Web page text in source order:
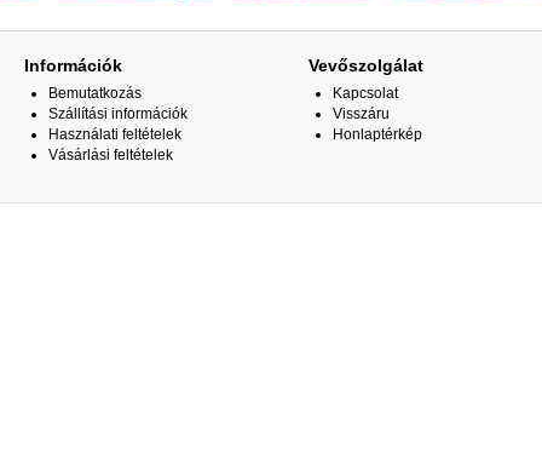
Információk
Bemutatkozás
Szállítási információk
Használati feltételek
Vásárlási feltételek
Vevőszolgálat
Kapcsolat
Visszáru
Honlaptérkép